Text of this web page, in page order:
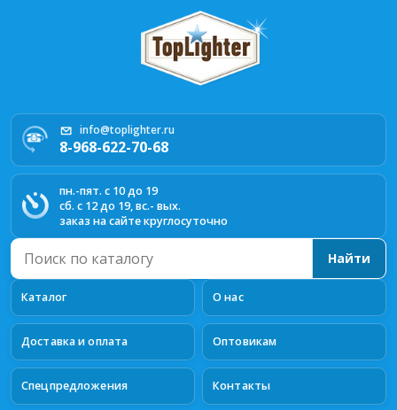
info@toplighter.ru
8-968-622-70-68
пн.-пят. с 10 до 19
сб. с 12 до 19, вс.- вых.
заказ на сайте круглосуточно
Каталог О нас
Доставка и оплата Оптовикам
Спецпредложения Контакты
Поиск
по
каталогу
Найти